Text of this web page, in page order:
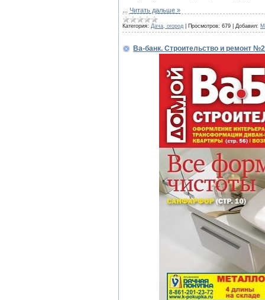
Читать дальше »
Категория: Дача, огород Просмотров: 679 Добавил:
Ва-банк. Строительство и ремонт